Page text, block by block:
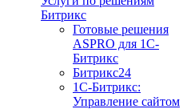
Битрикс
Готовые решения
ASPRO для 1С-
Битрикс
Битрикс24
1С-Битрикс:
Управление сайтом